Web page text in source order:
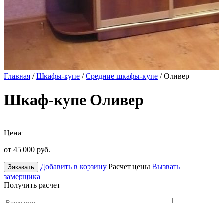
Главная /Шкафы-купе /Средние шкафы-купе / Оливер
Шкаф-купе Оливер
Цена:
от 45 000 руб.
Заказать Добавить в корзину Расчет цены Вызвать
замерщика
Получить расчет